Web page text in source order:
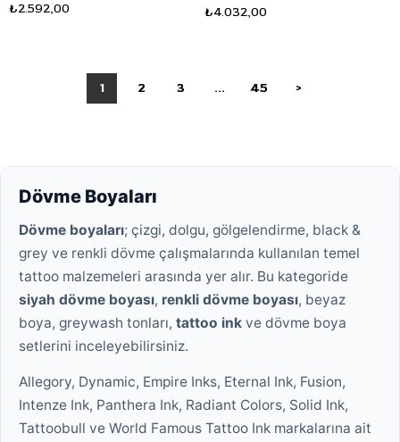
₺2.592,00 ₺4.032,00
1 2 3 ... 45 >
Dövme Boyaları
Dövme boyaları; çizgi, dolgu, gölgelendirme, black &
grey ve renkli dövme çalışmalarında kullanılan temel
tattoo malzemeleri arasında yer alır. Bu kategoride
siyah dövme boyası, renkli dövme boyası, beyaz
boya, greywash tonları, tattoo ink ve dövme boya
setlerini inceleyebilirsiniz.
Allegory, Dynamic, Empire Inks, Eternal Ink, Fusion,
Intenze Ink, Panthera Ink, Radiant Colors, Solid Ink,
Tattoobull ve World Famous Tattoo Ink markalarına ait